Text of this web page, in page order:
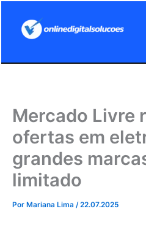
Mercado Livre
ofertas em
grandes
limitado
Por Mariana Lima /22.07.2025